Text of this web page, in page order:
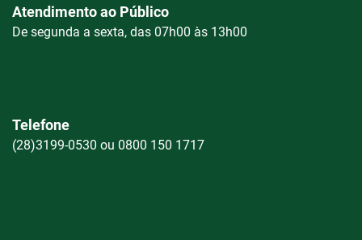
Atendimento ao Público
De segunda a sexta, das 07h00 às 13h00
Telefone
(28)3199-0530 ou 0800 150 1717